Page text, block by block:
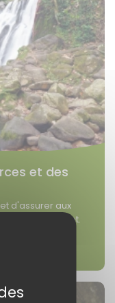
et des
d'assurer aux
au robinet.